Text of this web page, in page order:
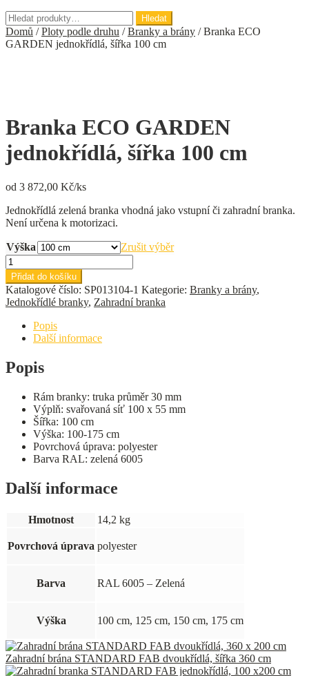
Hledat:
Hledat
Domů /Ploty podle druhu /Branky a brány /Branka ECO
GARDEN jednokřídlá, šířka 100 cm
Branka ECO GARDEN
jednokřídlá, šířka 100 cm
od 3 872,00 Kč/ks
Jednokřídlá zelená branka vhodná jako vstupní či zahradní branka.
Není určena k motorizaci.
Výška
Zrušit výběr
Branka
ECO
GARDEN
jednokřídlá,
šířka
množství
Přidat do košíku
Katalogové číslo: SP013104-1 Kategorie: Branky a brány,
Jednokřídlé branky, Zahradní branka
Popis
Další informace
Popis
Rám branky: truka průměr 30 mm
Výplň: svařovaná síť 100 x 55 mm
Šířka: 100 cm
Výška: 100-175 cm
Povrchová úprava: polyester
Barva RAL: zelená 6005
Další informace
Hmotnost 14,2 kg
Povrchová úprava polyester
Barva RAL 6005 – Zelená
Výška 100 cm, 125 cm, 150 cm, 175 cm
Zahradní brána STANDARD FAB dvoukřídlá, šířka 360 cm